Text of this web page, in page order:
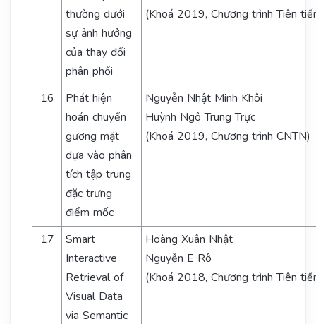
thường dưới
sự ảnh hưởng
của thay đổi
phân phối
(Khoá 2019, Chương trình Tiên
16
Phát hiện
hoán chuyển
gương mặt
dựa vào phân
tích tập trung
đặc trưng
điểm mốc
Nguyễn Nhật Minh Khôi
Huỳnh Ngô Trung Trực
(Khoá 2019, Chương trình CNTN)
17
Smart
Interactive
Retrieval of
Visual Data
via Semantic
Hoàng Xuân Nhật
Nguyễn E Rô
(Khoá 2018, Chương trình Tiên